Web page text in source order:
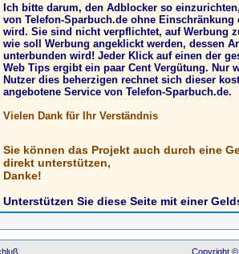
Ich bitte darum, den Adblocker so
von Telefon-Sparbuch.de ohne Einschränkung
wird. Sie sind nicht verpflichtet, auf Werbung
wie soll Werbung angeklickt werden, dessen
unterbunden wird! Jeder Klick auf einen der
Web Tips ergibt ein paar Cent Vergütung. Nur
Nutzer dies beherzigen rechnet sich dieser
angebotene Service von Telefon-Sparbuch.de.
Vielen Dank für Ihr Verständnis
Sie können das Projekt auch durch eine
direkt unterstützen,
Danke!
Unterstützen Sie diese Seite mit einer
Copyright ©